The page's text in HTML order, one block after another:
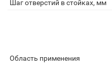
Шаг отверстий в стойках, мм
Область применения